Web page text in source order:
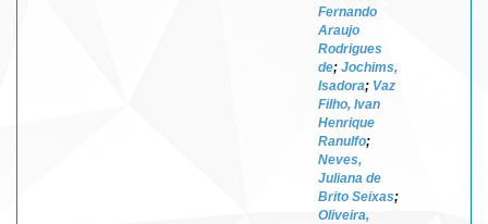
Fernando
Araujo
Rodrigues
de; Jochims,
Isadora; Vaz
Filho, Ivan
Henrique
Ranulfo;
Neves,
Juliana de
Brito Seixas;
Oliveira,